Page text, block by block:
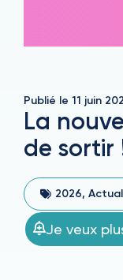
Publié le 11 juin
La
de sortir
2026,
Je veux